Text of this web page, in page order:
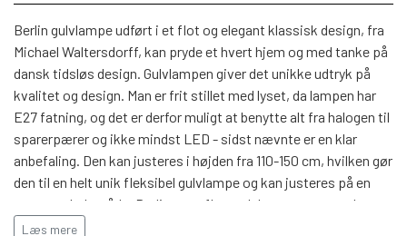
DAYBED/CHAISELONG
ENTRE
BELYSNING
REOLER
BELYSNING
VÆGPANELER
SPEJLE
BELYSNING
VÆGPANELER
SPEJLE
VÆGPANELER
SPEJLE
SPEJLE
PARKERING
AFHENTNING
MONTERING & LEVERING
Berlin gulvlampe udført i et flot og elegant klassisk design, fra
Michael Waltersdorff, kan pryde et hvert hjem og med tanke på
dansk tidsløs design. Gulvlampen giver det unikke udtryk på
kvalitet og design. Man er frit stillet med lyset, da lampen har
E27 fatning, og det er derfor muligt at benytte alt fra halogen til
sparerpærer og ikke mindst LED - sidst nævnte er en klar
anbefaling. Den kan justeres i højden fra 110-150 cm, hvilken gør
den til en helt unik fleksibel gulvlampe og kan justeres på en
meget enkelt måde. Berlin er en flot, gulvlampe som er yderst
nem at betjene generelt. Den fås i flere farver.
Læs mere